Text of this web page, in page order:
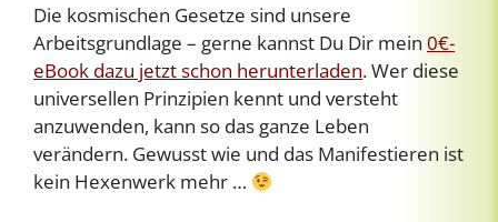
Die kosmischen Gesetze sind unsere
Arbeitsgrundlage – gerne kannst Du Dir mein 0€-
eBook dazu jetzt schon herunterladen. Wer diese
universellen Prinzipien kennt und versteht
anzuwenden, kann so das ganze Leben
verändern. Gewusst wie und das Manifestieren ist
kein Hexenwerk mehr …